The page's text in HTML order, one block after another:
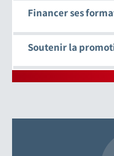
Financer ses
Soutenir la